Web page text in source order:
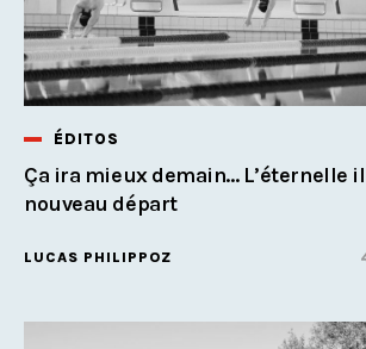
ÉDITOS
Ça ira mieux demain... L’éternelle
nouveau départ
LUCAS PHILIPPOZ